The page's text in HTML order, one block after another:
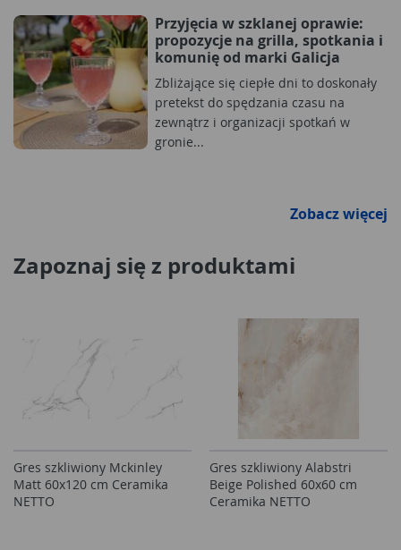
Przyjęcia w szklanej oprawie:
propozycje na grilla, spotkania i
komunię od marki Galicja
Zbliżające się ciepłe dni to doskonały
pretekst do spędzania czasu na
zewnątrz i organizacji spotkań w
gronie...
Zobacz więcej
Zapoznaj się z produktami
Gres szkliwiony Mckinley
Matt 60x120 cm Ceramika
NETTO
Gres szkliwiony Alabstri
Beige Polished 60x60 cm
Ceramika NETTO